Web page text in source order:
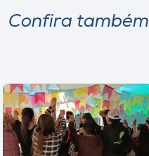
Confira também